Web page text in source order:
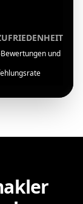
und